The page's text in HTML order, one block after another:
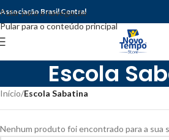
Pular para a navegação
Pular para o conteúdo principal
Associação Brasil Central
Escola
Início/Escola Sabatina
Nenhum produto foi encontrado para a sua